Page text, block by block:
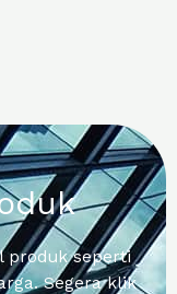
produk seperti
Segera klik